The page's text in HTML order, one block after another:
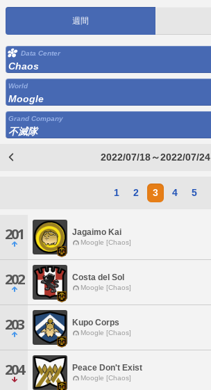
週間
Data Center
Chaos
World
Moogle
Grand Company
不滅隊
2022/07/18～2022/07/24
1 2 3 4 5
201 Jagaimo Kai
Moogle [Chaos]
202 Costa del Sol
Moogle [Chaos]
203 Kupo Corps
Moogle [Chaos]
204 Peace Don't Exist
Moogle [Chaos]